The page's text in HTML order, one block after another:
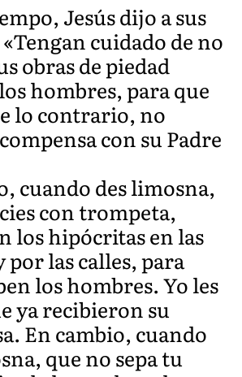
Jesús dijo a sus
cuidado de no
obras de piedad
hombres, para que
lo contrario, no
con su Padre
cuando des limosna,
con trompeta,
los hipócritas en las
por las calles, para
los hombres. Yo les
ya recibieron su
En cambio, cuando
que no sepa tu